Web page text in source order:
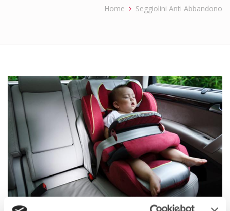
Home Seggiolini Anti Abbandono